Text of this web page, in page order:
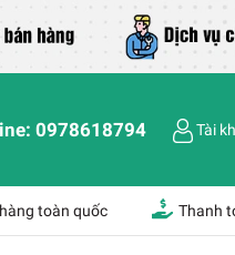
0978618794 Tài
toàn quốc Thanh